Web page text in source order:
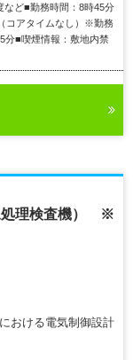
など■勤務時間：8時45分
コアタイムなし）※勤務
■喫煙情報：敷地内禁
処理検査機） ※
おける電気制御設計